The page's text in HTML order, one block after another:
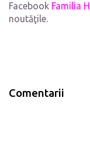
Facebook Familia
noutăţile.
Comentarii